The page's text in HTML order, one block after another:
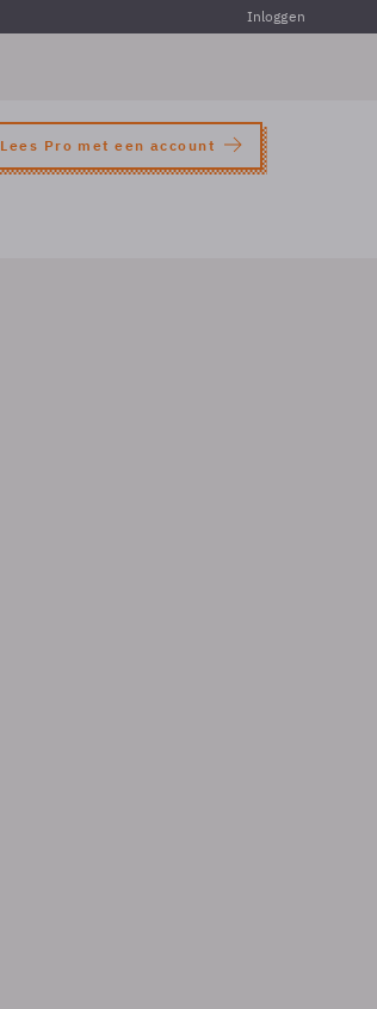
Inloggen
Lees Pro met een account